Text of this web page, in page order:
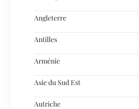
Angleterre
Antilles
Arménie
Asie du Sud Est
Autriche